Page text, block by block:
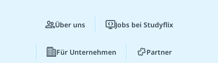
Über uns Jobs bei Studyflix
Für Unternehmen Partner